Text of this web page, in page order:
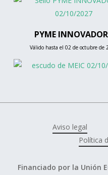
PYME
Válido hasta el 02 de octubre de
Aviso legal
Política
Financiado por la Unión